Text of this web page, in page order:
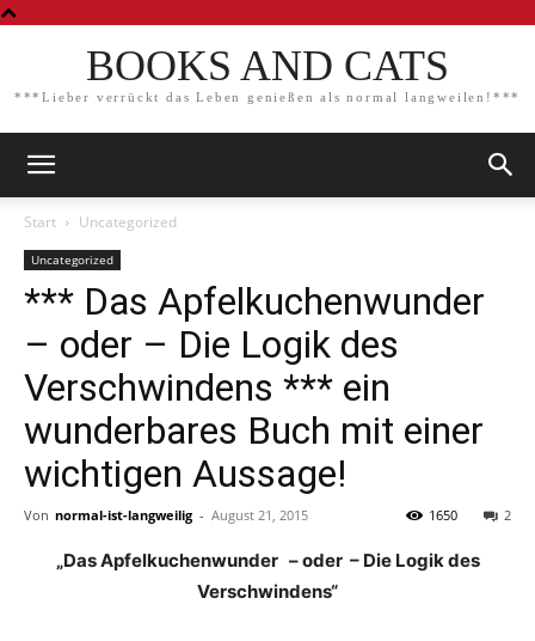
BOOKS AND CATS
***Lieber verrückt das Leben genießen als normal langweilen!***
Start Uncategorized
Uncategorized
*** Das Apfelkuchenwunder
– oder – Die Logik des
Verschwindens *** ein
wunderbares Buch mit einer
wichtigen Aussage!
Von normal-ist-langweilig - August 21, 2015 2
1650
„Das Apfelkuchenwunder – oder – Die Logik des
Verschwindens“